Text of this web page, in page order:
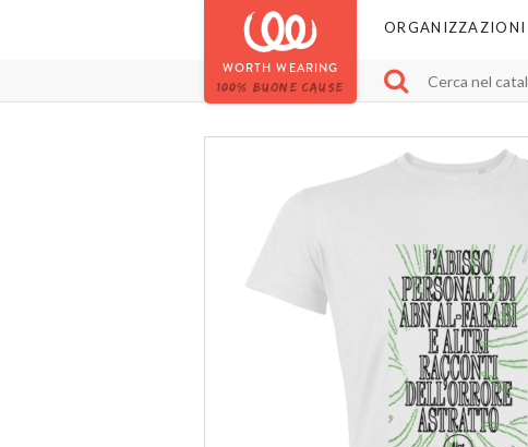
WORTH WEARING
100% BUONE CAUSE
ORGANIZZAZIONI